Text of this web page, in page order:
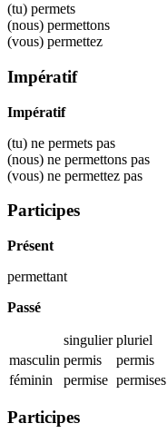
(tu) permets
(nous) permettons
(vous) permettez
Impératif
Impératif
(tu) ne permets pas
(nous) ne permettons pas
(vous) ne permettez pas
Participes
Présent
permettant
Passé
singulier pluriel
masculin permis
permis
féminin
permise permises
Participes